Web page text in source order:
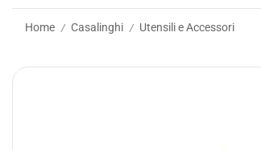
Home / Casalinghi / Utensili e Accessori